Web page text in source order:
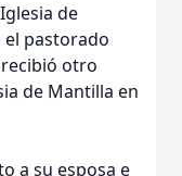
de
el pastorado
otro
de Mantilla en
a su esposa e